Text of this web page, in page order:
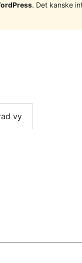
. Det kanske
vy